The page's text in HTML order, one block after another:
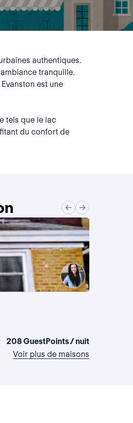
authentiques.
tranquille.
est une
tels que le lac
du confort de
208 GuestPoints / nuit
Voir plus de maisons